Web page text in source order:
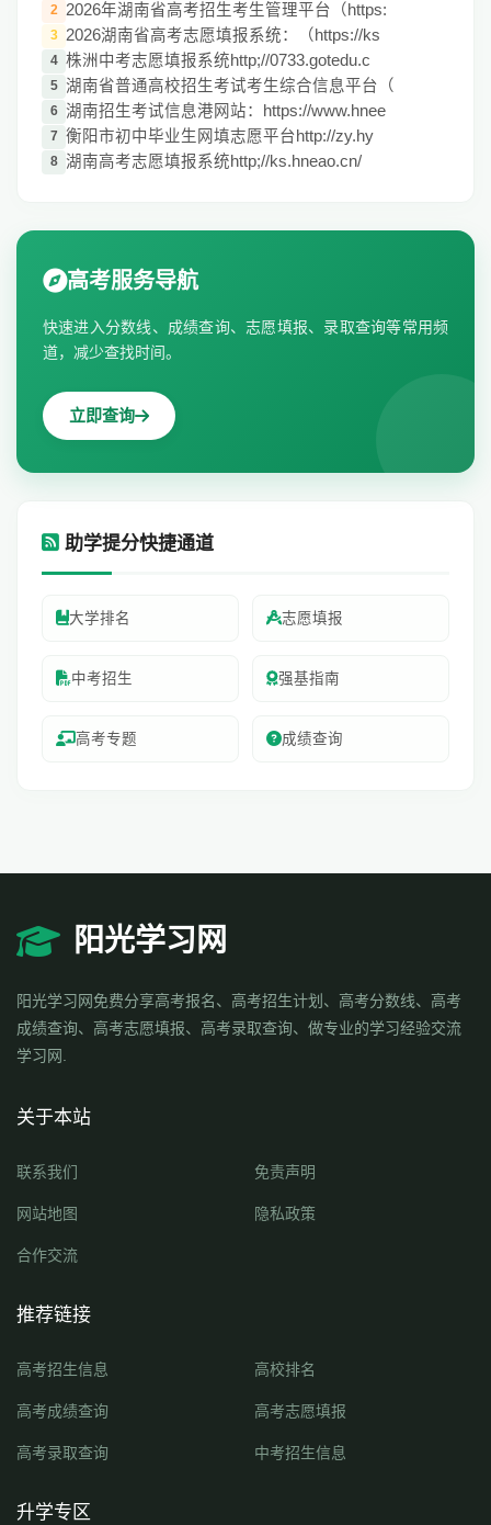
2 2026年湖南省高考招生考生管理平台（https:
3 2026湖南省高考志愿填报系统：（https://ks
4 株洲中考志愿填报系统http;//0733.gotedu.c
5 湖南省普通高校招生考试考生综合信息平台（
6 湖南招生考试信息港网站：https://www.hnee
7 衡阳市初中毕业生网填志愿平台http://zy.hy
8 湖南高考志愿填报系统http;//ks.hneao.cn/
高考服务导航
快速进入分数线、成绩查询、志愿填报、录取查询等常用频
道，减少查找时间。
立即查询
助学提分快捷通道
大学排名 志愿填报
中考招生 强基指南
高考专题 成绩查询
阳光学习网
阳光学习网免费分享高考报名、高考招生计划、高考分数线、高考
成绩查询、高考志愿填报、高考录取查询、做专业的学习经验交流
学习网.
关于本站
联系我们 免责声明
网站地图 隐私政策
合作交流
推荐链接
高考招生信息 高校排名
高考成绩查询 高考志愿填报
高考录取查询 中考招生信息
升学专区